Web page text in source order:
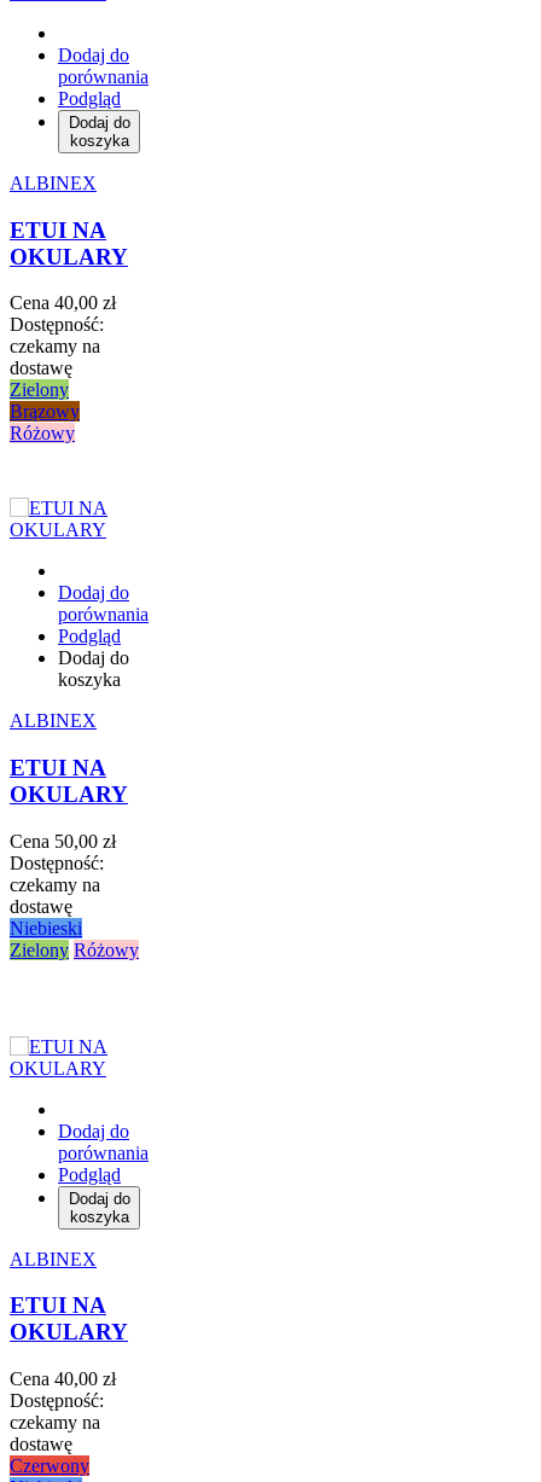
Dodaj do
porównania
Podgląd
Dodaj do
koszyka
ALBINEX
ETUI NA
OKULARY
Cena 40,00 zł
Dostępność:
czekamy na
dostawę
Zielony
Brązowy
Różowy
Dodaj do
porównania
Podgląd
Dodaj do
koszyka
ALBINEX
ETUI NA
OKULARY
Cena 50,00 zł
Dostępność:
czekamy na
dostawę
Niebieski
Zielony Różowy
Dodaj do
porównania
Podgląd
Dodaj do
koszyka
ALBINEX
ETUI NA
OKULARY
Cena 40,00 zł
Dostępność:
czekamy na
dostawę
Czerwony